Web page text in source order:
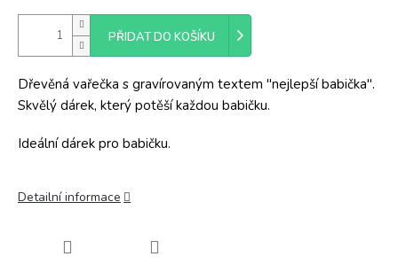
PŘIDAT DO KOŠÍKU
Dřevěná vařečka s gravírovaným textem "nejlepší babička".
Skvělý dárek, který potěší každou babičku.
Ideální dárek pro babičku.
Detailní informace